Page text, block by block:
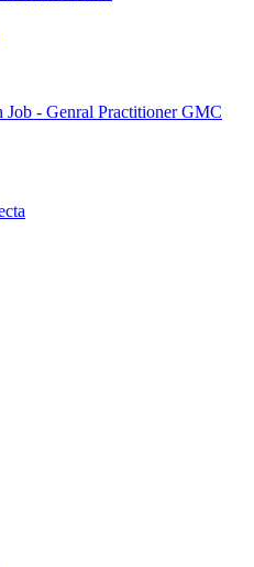
- Genral Practitioner GMC